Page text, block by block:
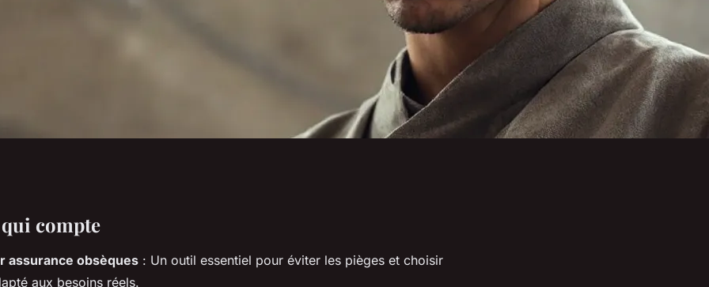
efficacement
compte
assurance obsèques : Un outil essentiel pour éviter les pièges et choisir
aux besoins réels.